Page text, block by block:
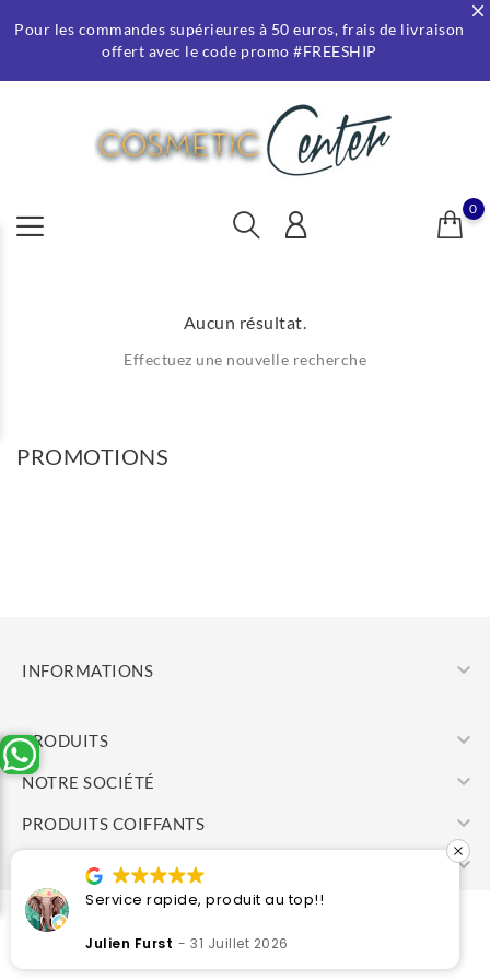
Pour les commandes supérieures à 50 euros, frais de livraison
offert avec le code promo #FREESHIP
0
Aucun résultat.
Effectuez une nouvelle recherche
PROMOTIONS
INFORMATIONS 
PRODUITS 
NOTRE SOCIÉTÉ 
PRODUITS COIFFANTS 
VOTRE COMPTE 
Service rapide, produit au top!!
Julien Furst 31 Juillet 2026